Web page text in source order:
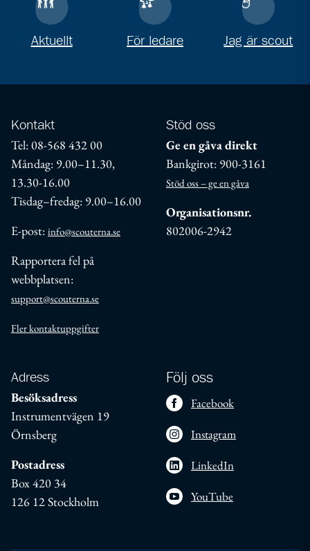
Aktuellt För ledare Jag är scout
Kontakt
Tel: 08-568 432 00
Måndag: 9.00–11.30,
13.30-16.00
Tisdag–fredag: 9.00–16.00
E-post: info@scouterna.se
Rapportera fel på
webbplatsen:
support@scouterna.se
Fler kontaktuppgifter
Stöd oss
Ge en gåva direkt
Bankgirot: 900-3161
Stöd oss – ge en gåva
Organisationsnr.
802006-2942
Adress
Besöksadress
Instrumentvägen 19
Örnsberg
Postadress
Box 420 34
126 12 Stockholm
Följ oss
Facebook
Instagram
LinkedIn
YouTube